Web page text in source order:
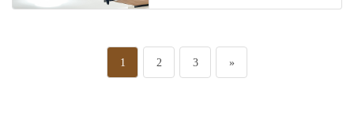
ペ1 ペ
2 ペ
3 »